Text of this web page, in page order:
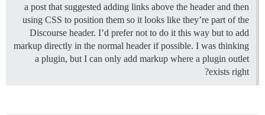
a post that suggested adding links above the header and then
using CSS to position them so it looks like they’re part of the
Discourse header. I’d prefer not to do it this way but to add
markup directly in the normal header if possible. I was thinking
a plugin, but I can only add markup where a plugin outlet
exists right?